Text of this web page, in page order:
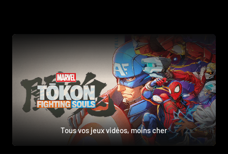
Tous vos jeux vidéos, moins cher